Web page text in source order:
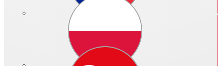
Der interaktive Produkt-Finder
Alle Informationen zur Helios-Produktwelt.